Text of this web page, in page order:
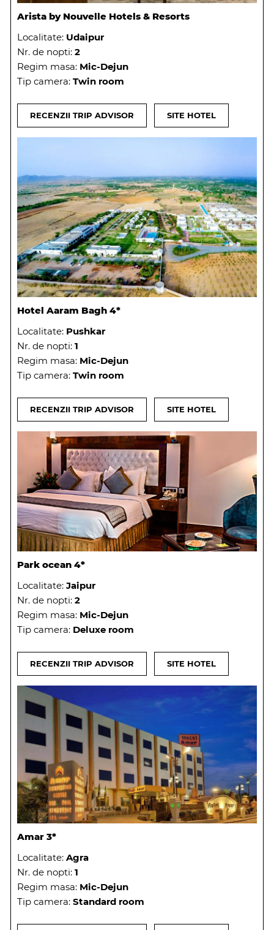
Arista by Nouvelle Hotels & Resorts
Localitate: Udaipur
Nr. de nopti: 2
Regim masa: Mic-Dejun
Tip camera: Twin room
RECENZII TRIP ADVISOR SITE HOTEL
Hotel Aaram Bagh 4*
Localitate: Pushkar
Nr. de nopti: 1
Regim masa: Mic-Dejun
Tip camera: Twin room
RECENZII TRIP ADVISOR SITE HOTEL
Park ocean 4*
Localitate: Jaipur
Nr. de nopti: 2
Regim masa: Mic-Dejun
Tip camera: Deluxe room
RECENZII TRIP ADVISOR SITE HOTEL
Amar 3*
Localitate: Agra
Nr. de nopti: 1
Regim masa: Mic-Dejun
Tip camera: Standard room